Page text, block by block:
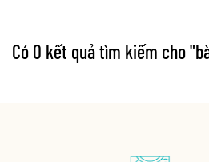
Có 0 kết quả tìm kiếm cho "